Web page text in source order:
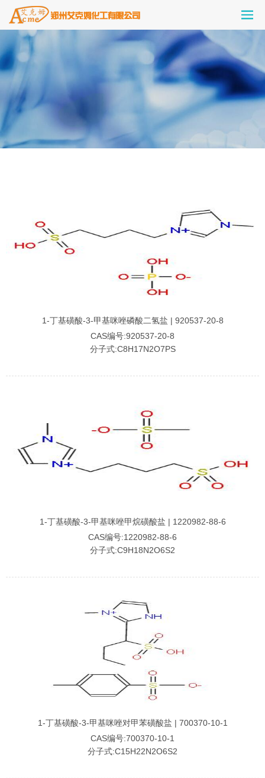
1-丁基磺酸-3-甲基咪唑磷酸二氢盐 | 920537-20-8
CAS编号:920537-20-8
分子式:C8H17N2O7PS
1-丁基磺酸-3-甲基咪唑甲烷磺酸盐 | 1220982-88-6
CAS编号:1220982-88-6
分子式:C9H18N2O6S2
1-丁基磺酸-3-甲基咪唑对甲苯磺酸盐 | 700370-10-1
CAS编号:700370-10-1
分子式:C15H22N2O6S2